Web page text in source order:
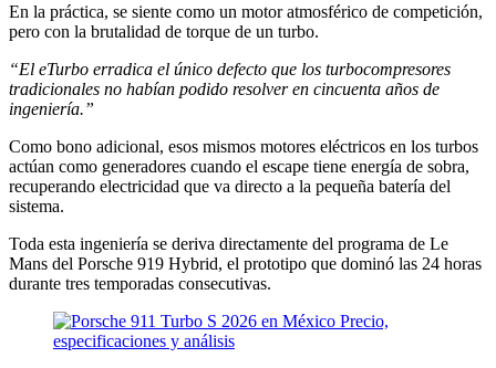
En la práctica, se siente como un motor atmosférico de competición,
pero con la brutalidad de torque de un turbo.
“El eTurbo erradica el único defecto que los turbocompresores
tradicionales no habían podido resolver en cincuenta años de
ingeniería.”
Como bono adicional, esos mismos motores eléctricos en los turbos
actúan como generadores cuando el escape tiene energía de sobra,
recuperando electricidad que va directo a la pequeña batería del
sistema.
Toda esta ingeniería se deriva directamente del programa de Le
Mans del Porsche 919 Hybrid, el prototipo que dominó las 24 horas
durante tres temporadas consecutivas.